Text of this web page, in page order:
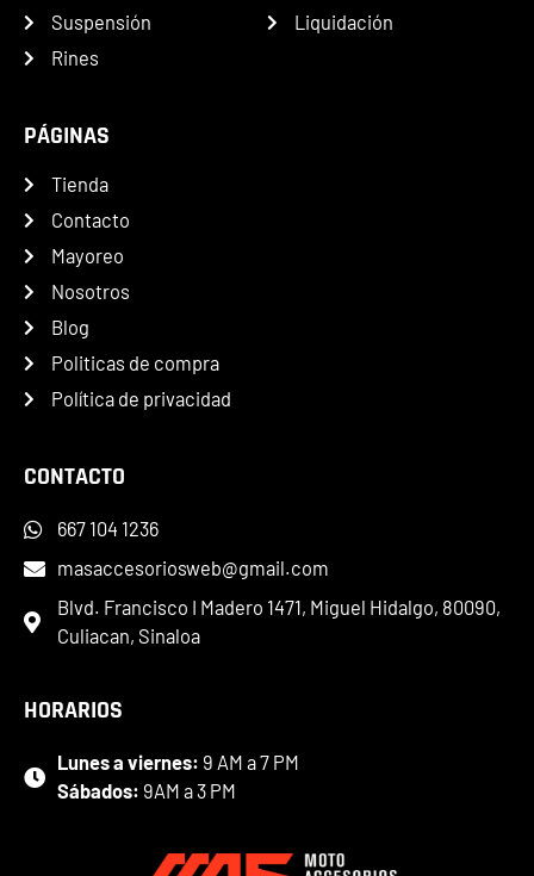
Suspensión
Rines
Liquidación
PÁGINAS
Tienda
Contacto
Mayoreo
Nosotros
Blog
Politicas de compra
Política de privacidad
CONTACTO
667 104 1236
masaccesoriosweb@gmail.com
Blvd. Francisco I Madero 1471, Miguel Hidalgo, 80090,
Culiacan, Sinaloa
HORARIOS
Lunes a viernes: 9 AM a 7 PM
Sábados: 9AM a 3 PM